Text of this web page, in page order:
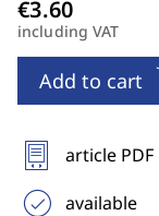
including VAT
Add to cart
article PDF
available